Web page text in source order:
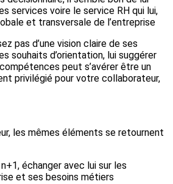
services voire le service RH qui lui,
et transversale de l’entreprise
pas d’une vision claire de ses
souhaits d’orientation, lui suggérer
peut s’avérer être un
privilégié pour votre collaborateur,
les mêmes éléments se retournent
échanger avec lui sur les
et ses besoins métiers